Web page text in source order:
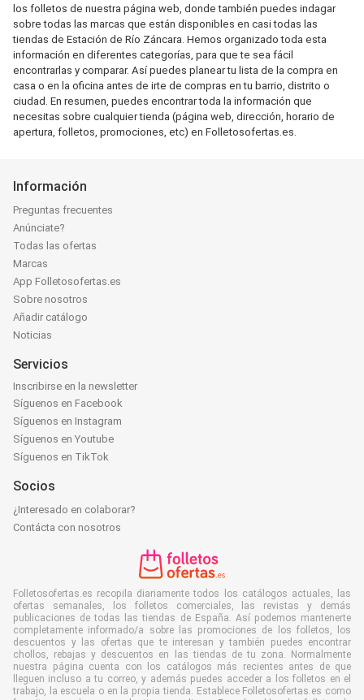
los folletos de nuestra página web, donde también puedes indagar
sobre todas las marcas que están disponibles en casi todas las
tiendas de Estación de Río Záncara. Hemos organizado toda esta
información en diferentes categorías, para que te sea fácil
encontrarlas y comparar. Así puedes planear tu lista de la compra en
casa o en la oficina antes de irte de compras en tu barrio, distrito o
ciudad. En resumen, puedes encontrar toda la información que
necesitas sobre cualquier tienda (página web, dirección, horario de
apertura, folletos, promociones, etc) en Folletosofertas.es.
Información
Preguntas frecuentes
Anúnciate?
Todas las ofertas
Marcas
App Folletosofertas.es
Sobre nosotros
Añadir catálogo
Noticias
Servicios
Inscribirse en la newsletter
Síguenos en Facebook
Síguenos en Instagram
Síguenos en Youtube
Síguenos en TikTok
Socios
¿Interesado en colaborar?
Contácta con nosotros
Folletosofertas.es recopila diariamente todos los catálogos actuales, las
ofertas semanales, los folletos comerciales, las revistas y demás
publicaciones de todas las tiendas de España. Así podemos mantenerte
completamente informado/a sobre las promociones de los folletos, los
descuentos y las ofertas que te interesan y también puedes encontrar
chollos, rebajas y descuentos en las tiendas de tu zona. Normalmente
nuestra página cuenta con los catálogos más recientes antes de que
lleguen incluso a tu correo, y además puedes acceder a los folletos en el
trabajo, la escuela o en la propia tienda. Establece Folletosofertas.es como